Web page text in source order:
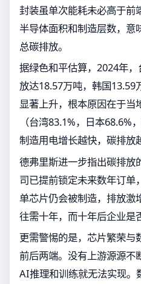
封装虽单次能耗未必高于前
半导体面积和制造层数，意
总碳排放。
据绿色和平估算，2024年
放达18.57万吨，韩国13.59
显著上升，根本原因在于当
（台湾83.1%，日本68.6%
制造用电增长越快，碳排放
德弗里斯进一步指出碳排放
司已提前锁定未来数年订
单芯片仍会被制造，排放激
往需十年，而十年后企业是
更需警惕的是，芯片繁荣与
前后两端。没有上游源源不
AI推理和训练就无法实现。